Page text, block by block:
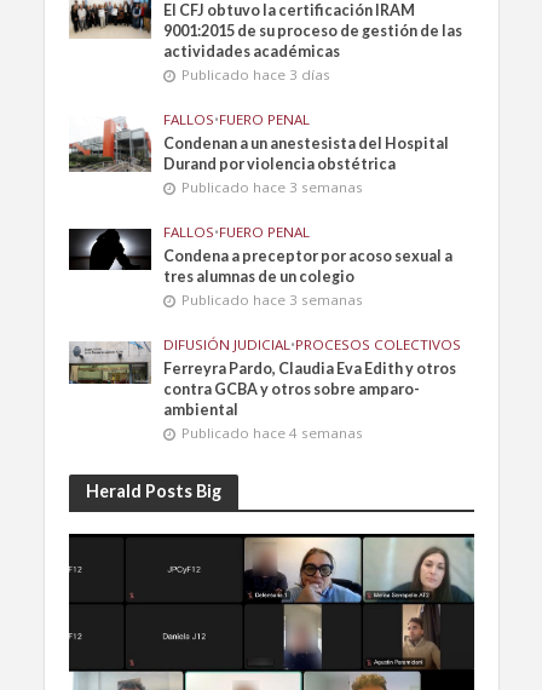
El CFJ obtuvo la certificación IRAM
9001:2015 de su proceso de gestión de las
actividades académicas
Publicado hace 3 días
FALLOS•FUERO PENAL
Condenan a un anestesista del Hospital
Durand por violencia obstétrica
Publicado hace 3 semanas
FALLOS•FUERO PENAL
Condena a preceptor por acoso sexual a
tres alumnas de un colegio
Publicado hace 3 semanas
DIFUSIÓN JUDICIAL•PROCESOS COLECTIVOS
Ferreyra Pardo, Claudia Eva Edith y otros
contra GCBA y otros sobre amparo-
ambiental
Publicado hace 4 semanas
Herald Posts Big